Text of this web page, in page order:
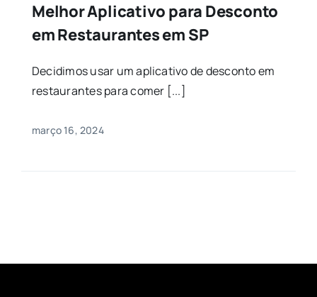
Melhor Aplicativo para Desconto
em Restaurantes em SP
Decidimos usar um aplicativo de desconto em
restaurantes para comer [...]
março 16, 2024